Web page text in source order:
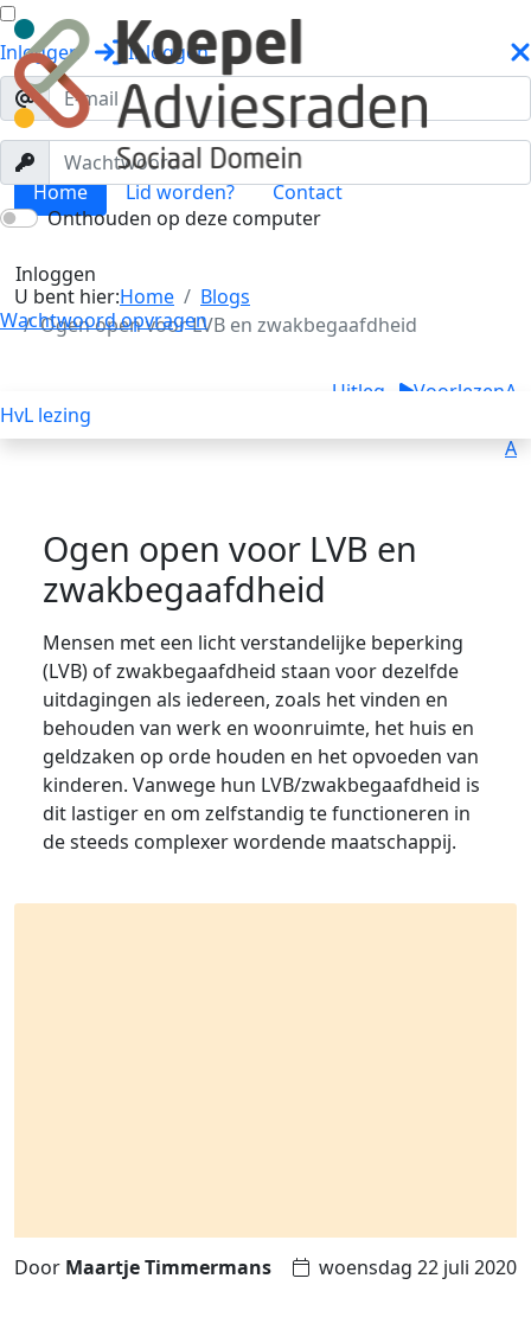
Inloggen Inloggen
Onthouden op deze computer
Inloggen
Wachtwoord opvragen
HvL lezing
Home Lid worden? Contact
U bent hier:Home
Blogs
Ogen open voor LVB en zwakbegaafdheid
Uitleg VoorlezenA
A
Ogen open voor LVB en
zwakbegaafdheid
Mensen met een licht verstandelijke beperking
(LVB) of zwakbegaafdheid staan voor dezelfde
uitdagingen als iedereen, zoals het vinden en
behouden van werk en woonruimte, het huis en
geldzaken op orde houden en het opvoeden van
kinderen. Vanwege hun LVB/zwakbegaafdheid is
dit lastiger en om zelfstandig te functioneren in
de steeds complexer wordende maatschappij.
Door Maartje Timmermans woensdag 22 juli 2020